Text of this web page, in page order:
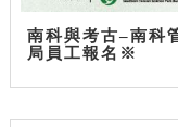
南科與考古–南科
局員工報名※